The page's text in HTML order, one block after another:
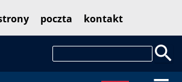
poczta kontakt